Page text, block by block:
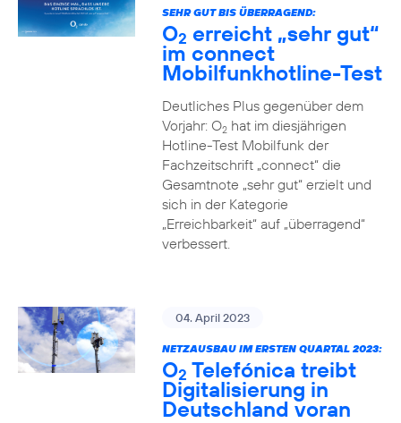
SEHR GUT BIS ÜBERRAGEND:
O2 erreicht „sehr gut“
im connect
Mobilfunkhotline-Test
Deutliches Plus gegenüber dem
Vorjahr: O2hat im diesjährigen
Hotline-Test Mobilfunk der
Fachzeitschrift „connect“ die
Gesamtnote „sehr gut“ erzielt und
sich in der Kategorie
„Erreichbarkeit“ auf „überragend“
verbessert.
04. April 2023
NETZAUSBAU IM ERSTEN QUARTAL 2023:
O2 Telefónica treibt
Digitalisierung in
Deutschland voran